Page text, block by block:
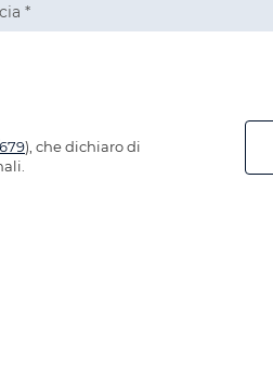
), che dichiaro di